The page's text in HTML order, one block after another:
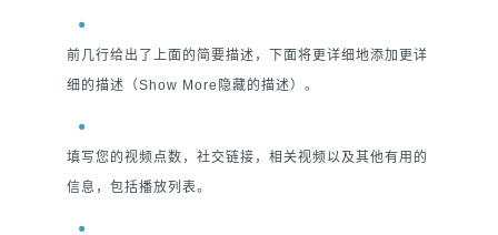
前几行给出了上面的简要描述，下面将更详细地添加更详
细的描述（Show More隐藏的描述）。
填写您的视频点数，社交链接，相关视频以及其他有用的
信息，包括播放列表。